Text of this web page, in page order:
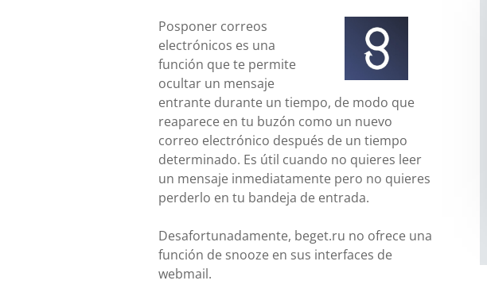
Posponer correos
electrónicos es una
función que te permite
ocultar un mensaje
entrante durante un tiempo, de modo que
reaparece en tu buzón como un nuevo
correo electrónico después de un tiempo
determinado. Es útil cuando no quieres leer
un mensaje inmediatamente pero no quieres
perderlo en tu bandeja de entrada.
Desafortunadamente, beget.ru no ofrece una
función de snooze en sus interfaces de
webmail.